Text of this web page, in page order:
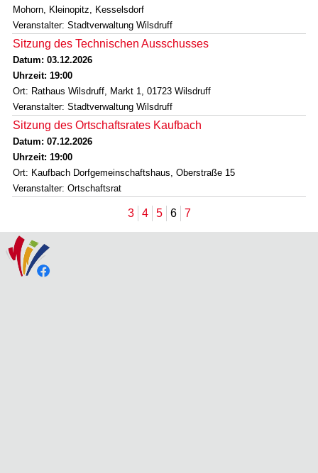
Mohorn, Kleinopitz, Kesselsdorf
Veranstalter: Stadtverwaltung Wilsdruff
Sitzung des Technischen Ausschusses
Datum: 03.12.2026
Uhrzeit: 19:00
Ort: Rathaus Wilsdruff, Markt 1, 01723 Wilsdruff
Veranstalter: Stadtverwaltung Wilsdruff
Sitzung des Ortschaftsrates Kaufbach
Datum: 07.12.2026
Uhrzeit: 19:00
Ort: Kaufbach Dorfgemeinschaftshaus, Oberstraße 15
Veranstalter: Ortschaftsrat
3 4 5 6 7